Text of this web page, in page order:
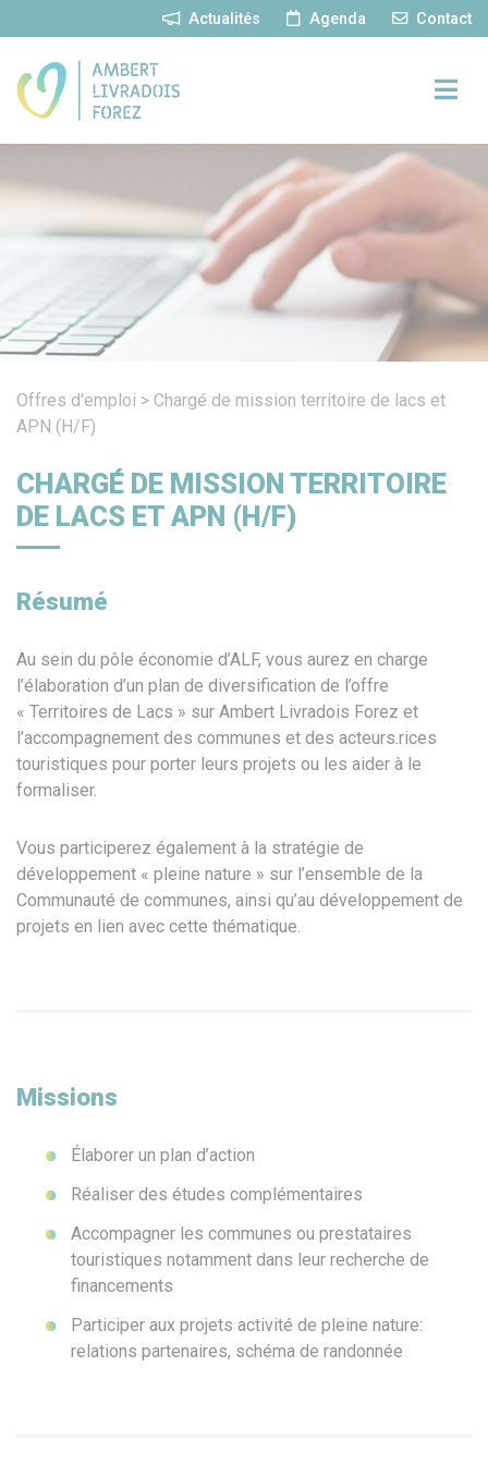
Actualités Agenda Contact
Offres d'emploi > Chargé de mission territoire de lacs et
APN (H/F)
CHARGÉ DE MISSION TERRITOIRE
DE LACS ET APN (H/F)
Résumé
Au sein du pôle économie d’ALF, vous aurez en charge
l’élaboration d’un plan de diversification de l’offre
« Territoires de Lacs » sur Ambert Livradois Forez et
l’accompagnement des communes et des acteurs.rices
touristiques pour porter leurs projets ou les aider à le
formaliser.
Vous participerez également à la stratégie de
développement « pleine nature » sur l’ensemble de la
Communauté de communes, ainsi qu’au développement de
projets en lien avec cette thématique.
Missions
Élaborer un plan d’action
Réaliser des études complémentaires
Accompagner les communes ou prestataires
touristiques notamment dans leur recherche de
financements
Participer aux projets activité de pleine nature:
relations partenaires, schéma de randonnée
Panneau de gestion des cookies